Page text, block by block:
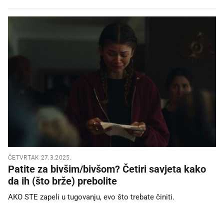
ČETVRTAK 27.3.2025.
Patite za bivšim/bivšom? Četiri savjeta kako
da ih (što brže) prebolite
AKO STE zapeli u tugovanju, evo što trebate činiti.